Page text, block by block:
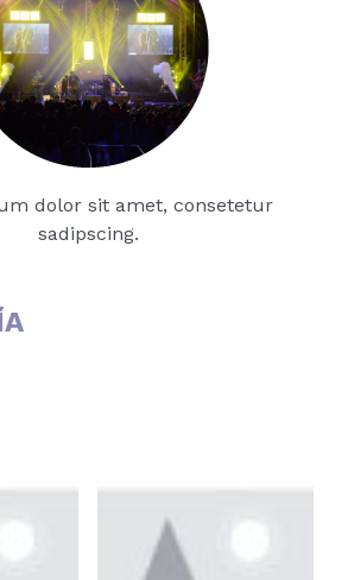
dolor sit amet, consetetur
sadipscing.